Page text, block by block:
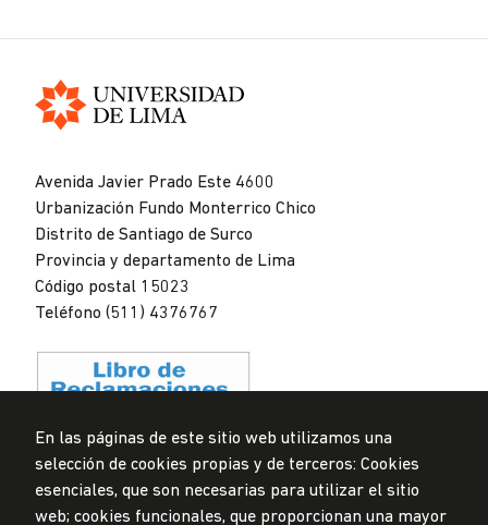
Avenida Javier Prado Este 4600
Urbanización Fundo Monterrico Chico
Distrito de Santiago de Surco
Provincia y departamento de Lima
Código postal 15023
Teléfono (511) 4376767
Privacidad de datos personales
Mesa de partes
En las páginas de este sitio web utilizamos una
selección de cookies propias y de terceros: Cookies
esenciales, que son necesarias para utilizar el sitio
web; cookies funcionales, que proporcionan una mayor